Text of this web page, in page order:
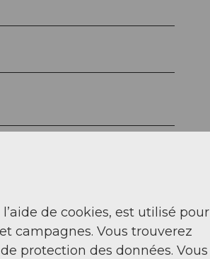
de cookies, est utilisé pour
campagnes. Vous trouverez
protection des données. Vous